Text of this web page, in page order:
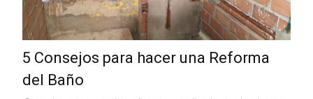
5 Consejos para hacer una Reforma
del Baño